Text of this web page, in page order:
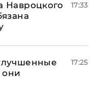
Навроцкого
17:33
они
17:25